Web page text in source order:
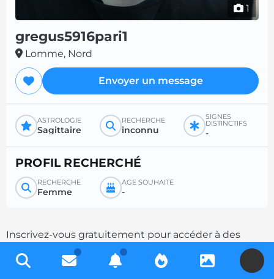
1
gregus5916pari1
Lomme, Nord
Envoyer un message
ASTROLOGIE
Sagittaire
RECHERCHE
inconnu
SIGNES
DISTINCTIFS
-
PROFIL RECHERCHÉ
RECHERCHE
Femme
ÂGE SOUHAITÉ
-
Inscrivez-vous gratuitement pour accéder à des
milliers de profils et multipliez les chances de
contacts en complétant votre description.